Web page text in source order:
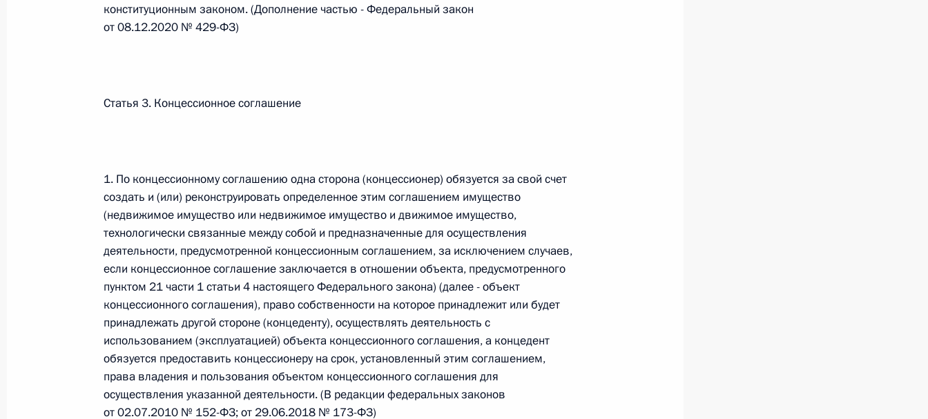
Федеральный закон от 26.07.2026 г. № 250-ФЗ
26 июля 2026 года
Федеральный закон от 26.07.2026 г. № 247-ФЗ
О внесении изменений в статью 9.21 Кодекса Российской Федерации об административных
правонарушениях
26 июля 2026 года
Федеральный закон от 26.07.2026 г. № 245-ФЗ
О ратификации Соглашения между Правительством Российской Федерации и Правительством
Республики Беларусь о сотрудничестве в сфере деятельности с драгоценными металлами,
конституционным законом. (Дополнение частью - Федеральный закон
от 08.12.2020 № 429-ФЗ)
Статья 3. Концессионное соглашение
1. По концессионному соглашению одна сторона (концессионер) обязуется за свой счет
создать и (или) реконструировать определенное этим соглашением имущество
(недвижимое имущество или недвижимое имущество и движимое имущество,
технологически связанные между собой и предназначенные для осуществления
деятельности, предусмотренной концессионным соглашением, за исключением случаев,
если концессионное соглашение заключается в отношении объекта, предусмотренного
пунктом 21 части 1 статьи 4 настоящего Федерального закона) (далее - объект
концессионного соглашения), право собственности на которое принадлежит или будет
принадлежать другой стороне (концеденту), осуществлять деятельность с
использованием (эксплуатацией) объекта концессионного соглашения, а концедент
обязуется предоставить концессионеру на срок, установленный этим соглашением,
права владения и пользования объектом концессионного соглашения для
осуществления указанной деятельности. (В редакции федеральных законов
от 02.07.2010 № 152-ФЗ; от 29.06.2018 № 173-ФЗ)